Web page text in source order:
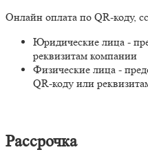
Онлайн оплата по QR-коду,
Юридические лица -
реквизитам компании
Физические лица -
QR-коду или
Рассрочка